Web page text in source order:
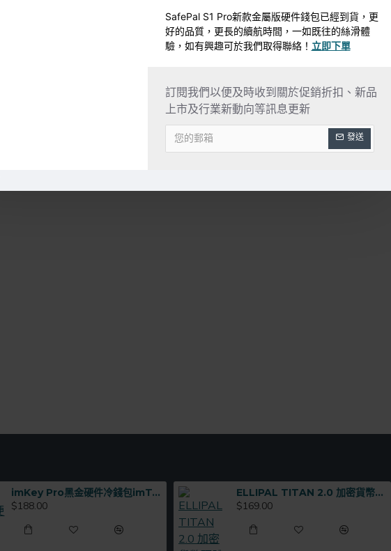
SafePal S1 Pro新款金屬版硬件錢包已經到貨，更
好的品質，更長的續航時間，一如既往的絲滑體
驗，如有興趣可於我們取得聯絡！ 立即下單
訂閱我們以便及時收到關於促銷折扣、新品
上市及行業新動向等訊息更新
發送
imKey Pro黑金硬件冷錢包imToken出品
$188.00
ELLIPAL TITAN 2.0 加密貨幣硬體錢包
$169.00